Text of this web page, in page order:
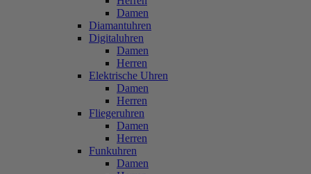
Damen
Diamantuhren
Digitaluhren
Damen
Herren
Elektrische Uhren
Damen
Herren
Fliegeruhren
Damen
Herren
Funkuhren
Damen